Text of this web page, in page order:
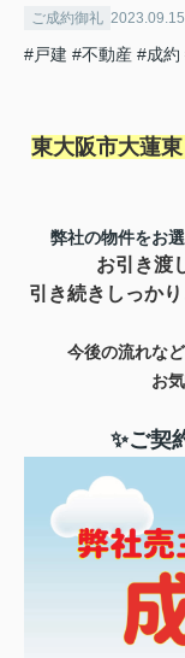
ご成約御礼 2023.09.15
#戸建 #不動産 #成約
東大阪市大蓮
弊社の物件をお
お引き渡
引き続きしっか
今後の流れな
お
✨ご契